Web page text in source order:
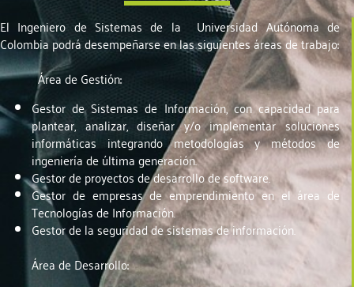
El Ingeniero de Sistemas de la Universidad Autónoma de
Colombia podrá desempeñarse en las siguientes áreas de trabajo:
Área de Gestión:
Gestor de Sistemas de Información, con capacidad para
plantear, analizar, diseñar y/o implementar soluciones
informáticas integrando metodologías y métodos de
ingeniería de última generación.
Gestor de proyectos de desarrollo de software.
Gestor de empresas de emprendimiento en el área de
Tecnologías de Información.
Gestor de la seguridad de sistemas de información.
Área de Desarrollo: